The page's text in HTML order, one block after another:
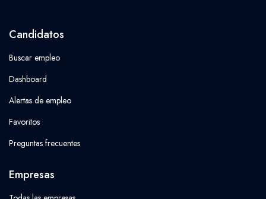
Candidatos
Buscar empleo
Dashboard
Alertas de empleo
Favoritos
Preguntas frecuentes
Empresas